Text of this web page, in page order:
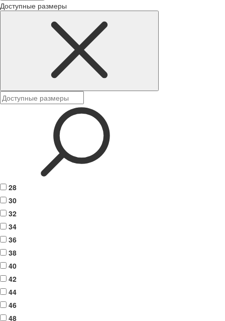
Доступные размеры
28
30
32
34
36
38
40
42
44
46
48